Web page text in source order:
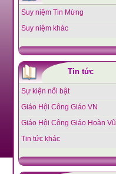
Suy niệm Tin Mừng
Suy niệm khác
Tin tức
Sự kiện nổi bật
Giáo Hội Công Giáo VN
Giáo Hội Công Giáo Hoàn Vũ
Tin tức khác